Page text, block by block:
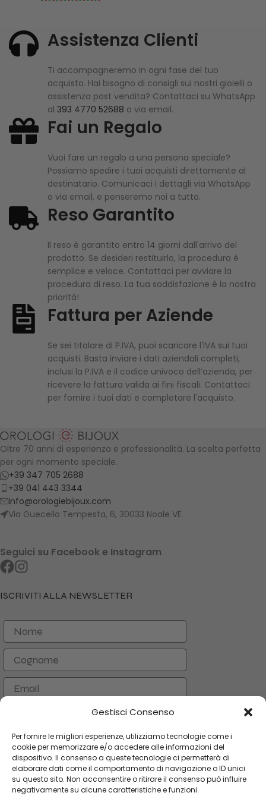
Gestisci Consenso
Per fornire le migliori esperienze, utilizziamo tecnologie come i
cookie per memorizzare e/o accedere alle informazioni del
dispositivo. Il consenso a queste tecnologie ci permetterà di
elaborare dati come il comportamento di navigazione o ID unici
su questo sito. Non acconsentire o ritirare il consenso può influire
negativamente su alcune caratteristiche e funzioni.
Assistenza Clienti
Ti accompagneremo in ogni fase del tuo
acquisto. Hai bisogno di consigli sui nostri gioielli o
assistenza post vendita? Contattaci su WhatsApp
al 393 4770 52688 o via email.
Fai un Regalo
Vuoi fare un regalo a una persona speciale?
Possiamo spedire i tuoi acquisti direttamente al
destinatario. Comunicaci i dettagli via WhatsApp
o via email, e penseremo noi a tutto.
Reso Garantito
Il reso è garantito entro 14 giorni dall'arrivo del
prodotto. Se desideri restituirlo, la procedura è
semplice e veloce. Contattaci per avviare la
procedura di reso. La tua soddisfazione è la nostra
priorità!
Fattura per Aziende
Se sei titolare di P.IVA, puoi scaricare l'IVA sui tuoi
acquisti. Basta inviare i dati aziendali completi,
inclusi la P.IVA e il codice univoco dell’azienda, per
ricevere la fattura valida ai fini fiscali. Contattaci
per fornire i tuoi dati e completare l'acquisto.
Oltre 70 anni di esperienza e professionalità. La scelta perfetta
per ogni momento speciale.
+39 347 705 2688
+39 041 443 3344
info@orologiebijoux.com
Via Guecello Tempesta, 6, 30033 Noale VE
Seguici su Facebook e Instagram
ISCRIVITI ALLA NEWSLETTER
Nome
Cognome
Email
CATEGORIE
LINK UTILI